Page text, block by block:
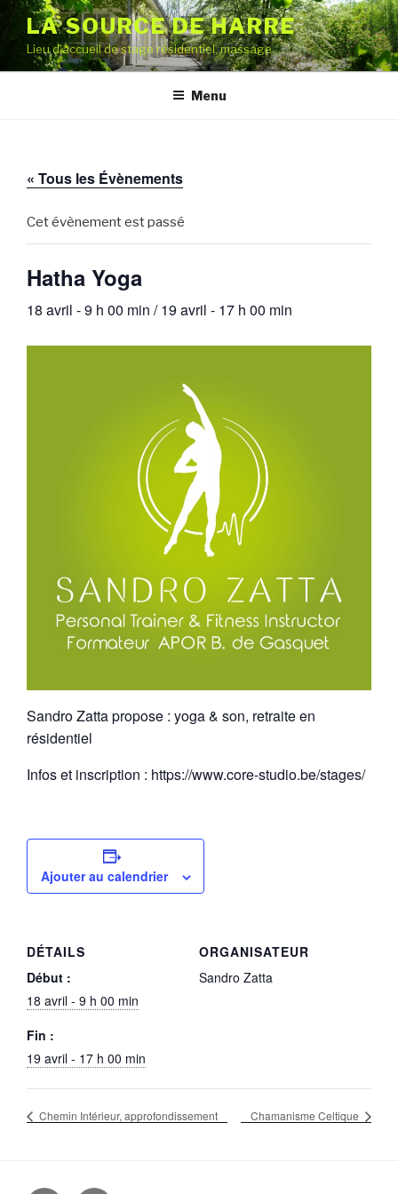
Aller
contenu
principal
LA SOURCE DE HARRE
Lieu d'accueil de stage résidentiel, massage
Menu
« Tous les Évènements
Cet évènement est passé
Hatha Yoga
18 avril - 9 h 00 min /19 avril - 17 h 00 min
Sandro Zatta propose : yoga & son, retraite en
résidentiel
Infos et inscription : https://www.core-studio.be/stages/
Ajouter au calendrier
DÉTAILS
Début :
18 avril - 9 h 00 min
Fin :
19 avril - 17 h 00 min
ORGANISATEUR
Sandro Zatta
Chemin Intérieur, approfondissement Chamanisme Celtique